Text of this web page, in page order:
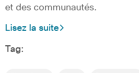
et des communautés.
Lisez la suite
Tag: